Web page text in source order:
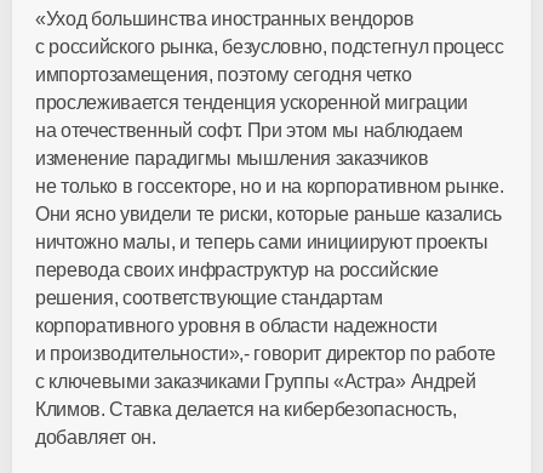
«Уход большинства иностранных вендоров
с российского рынка, безусловно, подстегнул процесс
импортозамещения, поэтому сегодня четко
прослеживается тенденция ускоренной миграции
на отечественный софт. При этом мы наблюдаем
изменение парадигмы мышления заказчиков
не только в госсекторе, но и на корпоративном рынке.
Они ясно увидели те риски, которые раньше казались
ничтожно малы, и теперь сами инициируют проекты
перевода своих инфраструктур на российские
решения, соответствующие стандартам
корпоративного уровня в области надежности
и производительности»,- говорит директор по работе
с ключевыми заказчиками Группы «Астра» Андрей
Климов. Ставка делается на кибербезопасность,
добавляет он.